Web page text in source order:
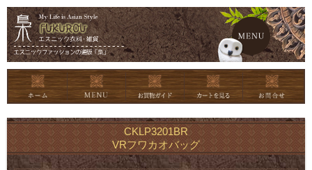
メイン
CKLP3201BR
VRフワカオバッグ